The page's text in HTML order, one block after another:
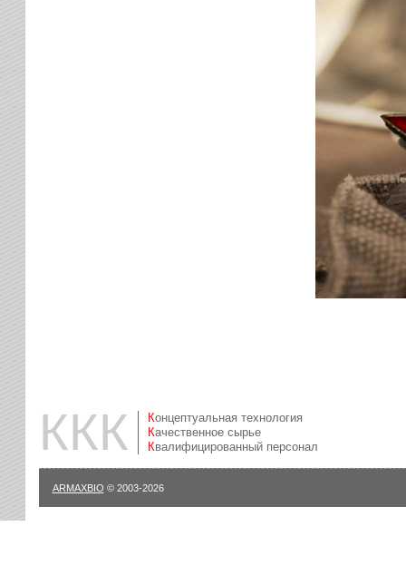
ККК
Концептуальная технология
Качественное сырье
Квалифицированный персонал
ARMAXBIO © 2003-2026